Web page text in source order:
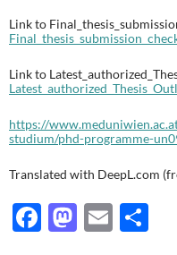
Link to
Link to
https://
studium/phd-programme-
Translated with DeepL.com
F
M E